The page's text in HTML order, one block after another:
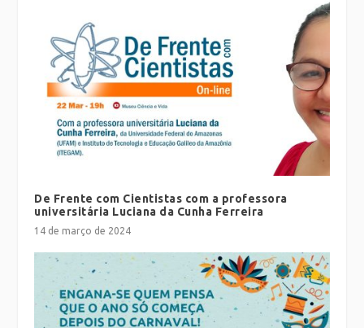
De Frente com Cientistas com a professora
universitária Luciana da Cunha Ferreira
14 de março de 2024